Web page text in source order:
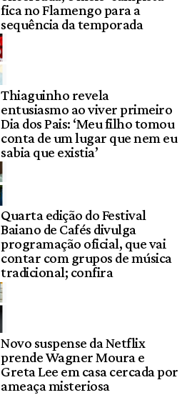
fica no Flamengo para a
sequência da temporada
Thiaguinho revela
entusiasmo ao viver primeiro
Dia dos Pais: ‘Meu filho tomou
conta de um lugar que nem eu
sabia que existia’
Quarta edição do Festival
Baiano de Cafés divulga
programação oficial, que vai
contar com grupos de música
tradicional; confira
Novo suspense da Netflix
prende Wagner Moura e
Greta Lee em casa cercada por
ameaça misteriosa